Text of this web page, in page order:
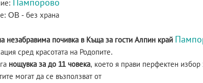
Пампорово
OB - без храна
незабравима почивка в Къща за гости Алпин край
сред красотата на Родопите.
нощувка за до 11 човека, което я прави перфектен
могат да се възползват от